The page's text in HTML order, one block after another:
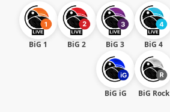
BiG 1 BiG 2 BiG 3 BiG 4
BiG iG BiG Rock